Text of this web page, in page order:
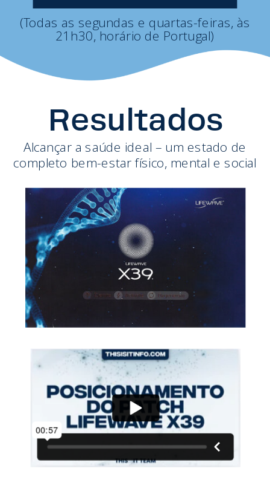
(Todas as segundas e quartas-feiras, às
21h30, horário de Portugal)
Resultados
Alcançar a saúde ideal – um estado de
completo bem-estar físico, mental e social